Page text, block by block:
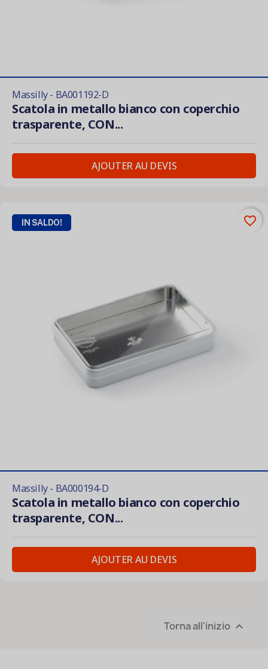
Massilly - BA001192-D
Scatola in metallo bianco con coperchio
trasparente, CON...
AJOUTER AU DEVIS
Massilly - BA000194-D
Scatola in metallo bianco con coperchio
trasparente, CON...
AJOUTER AU DEVIS
IN SALDO! favorite_border
Torna all'inizio 